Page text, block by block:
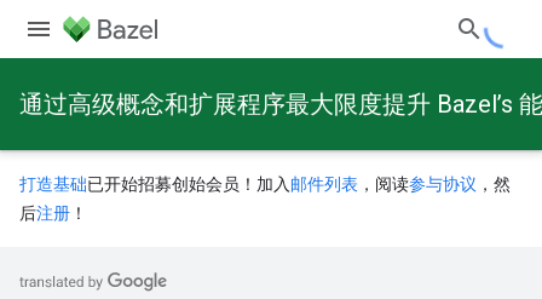
通过高级概念和扩展程序最大限度提升 Bazel’s
打造基础已开始招募创始会员！加入 邮件列表 ，阅读参与协议 ，然
后注册 ！